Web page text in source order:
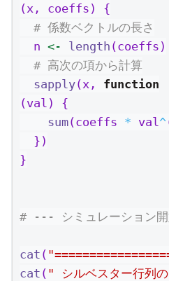
(x, coeffs) {
# 係数ベクトルの長さ
  n
<- length (coeffs)
# 高次の項から計算
sapply(x, function
(val) {
sum(coeffs * val ^
  })
}
# --- シミュレーション
cat (
cat ( " シルベスター行列